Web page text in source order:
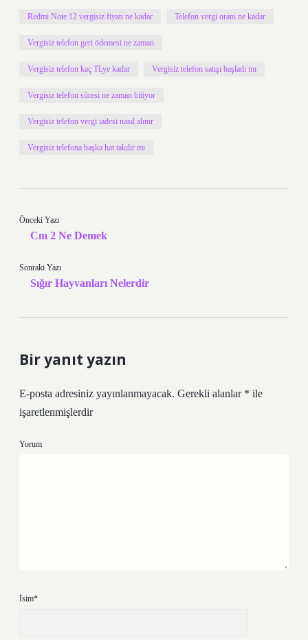
Redmi Note 12 vergisiz fiyatı ne kadar Telefon vergi oranı ne kadar
Vergisiz telefon geri ödemesi ne zaman
Vergisiz telefon kaç TLye kadar Vergisiz telefon satışı başladı mı
Vergisiz telefon süresi ne zaman bitiyor
Vergisiz telefon vergi iadesi nasıl alınır
Vergisiz telefona başka hat takılır mı
Önceki Yazı
Cm 2 Ne Demek
Sonraki Yazı
Sığır Hayvanları Nelerdir
Bir yanıt yazın
E-posta adresiniz yayınlanmayacak. Gerekli alanlar * ile
işaretlenmişlerdir
Yorum
İsim*